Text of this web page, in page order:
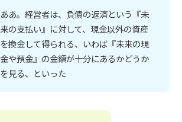
ああ。経営者は、負債の返済という『未
来の支払い』に対して、現金以外の資産
を換金して得られる、いわば『未来の現
金や預金』の金額が十分にあるかどうか
を見る、といった